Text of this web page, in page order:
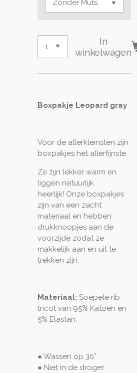
In
winkelwagen
Boxpakje Leopard gray
Voor de allerkleinsten zijn
boxpakjes het allerfijnste.
Ze zijn lekker warm en
liggen natuurlijk
heerlijk! Onze boxpakjes
zijn van een zacht
materiaal en hebben
drukknoopjes aan de
voorzijde zodat ze
makkelijk aan en uit te
trekken zijn.
Materiaal: Soepele rib
tricot van 95% Katoen en
5% Elastan.
● Wassen op 30°
● Niet in de droger